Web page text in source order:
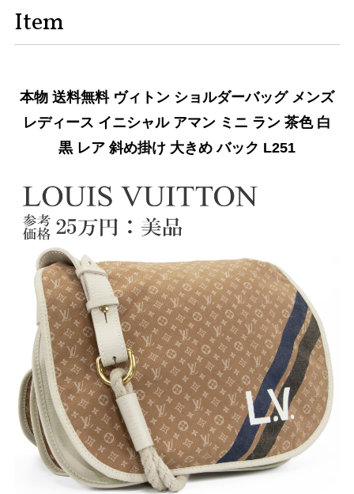
Item
本物 送料無料 ヴィトン ショルダーバッグ メンズ
レディース イニシャル アマン ミニ ラン 茶色 白
黒 レア 斜め掛け 大きめ バック L251